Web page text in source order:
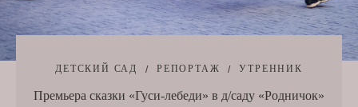
ДЕТСКИЙ САД РЕПОРТАЖ УТРЕННИК
Премьера сказки «Гуси-лебеди» в д/саду «Родничок»